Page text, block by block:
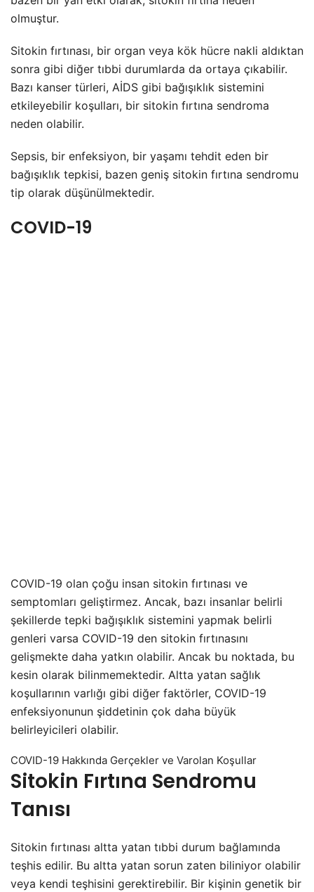
olmuştur.
Sitokin fırtınası, bir organ veya kök hücre nakli aldıktan
sonra gibi diğer tıbbi durumlarda da ortaya çıkabilir.
Bazı kanser türleri, AİDS gibi bağışıklık sistemini
etkileyebilir koşulları, bir sitokin fırtına sendroma
neden olabilir.
Sepsis, bir enfeksiyon, bir yaşamı tehdit eden bir
bağışıklık tepkisi, bazen geniş sitokin fırtına sendromu
tip olarak düşünülmektedir.
COVID-19
COVID-19 olan çoğu insan sitokin fırtınası ve
semptomları geliştirmez. Ancak, bazı insanlar belirli
şekillerde tepki bağışıklık sistemini yapmak belirli
genleri varsa COVID-19 den sitokin fırtınasını
gelişmekte daha yatkın olabilir. Ancak bu noktada, bu
kesin olarak bilinmemektedir. Altta yatan sağlık
koşullarının varlığı gibi diğer faktörler, COVID-19
enfeksiyonunun şiddetinin çok daha büyük
belirleyicileri olabilir.
COVID-19 Hakkında Gerçekler ve Varolan Koşullar
Sitokin Fırtına Sendromu
Tanısı
Sitokin fırtınası altta yatan tıbbi durum bağlamında
teşhis edilir. Bu altta yatan sorun zaten biliniyor olabilir
veya kendi teşhisini gerektirebilir. Bir kişinin genetik bir